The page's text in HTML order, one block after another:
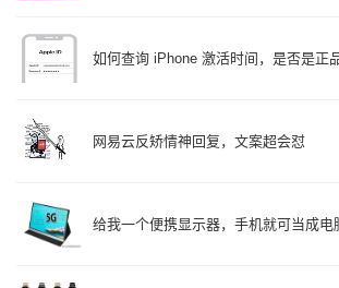
如何查询 iPhone 激活时间，是否是正品
网易云反矫情神回复，文案超会怼
给我一个便携显示器，手机就可当成电